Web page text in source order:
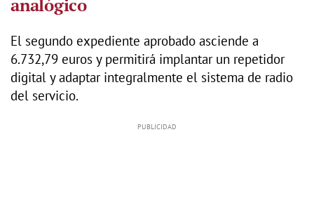
analógico
El segundo expediente aprobado asciende a
6.732,79 euros y permitirá implantar un repetidor
digital y adaptar integralmente el sistema de radio
del servicio.